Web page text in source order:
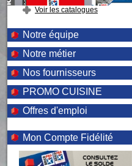
Voir les catalogues
Notre équipe
Notre métier
Nos fournisseurs
PROMO CUISINE
Offres d'emploi
Mon Compte Fidélité